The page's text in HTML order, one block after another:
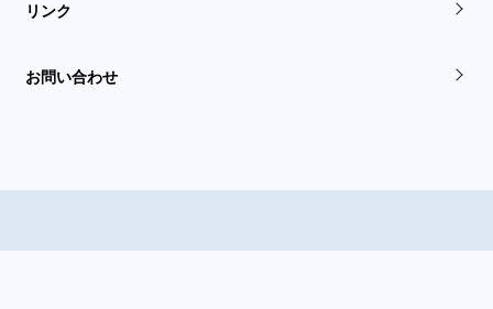
リンク
お問い合わせ